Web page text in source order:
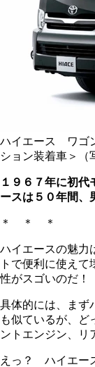
ハイエース ワゴ
ション装着車＞（
１９６７年に初
ースは５０年間
＊ ＊ ＊
ハイエースの魅力
トで便利に使え
性がスゴいのだ！
具体的には、まず
も似ているが、
ントエンジン、リ
えっ？ ハイエー